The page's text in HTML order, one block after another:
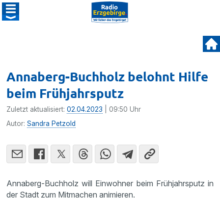
Annaberg-Buchholz belohnt Hilfe
beim Frühjahrsputz
Zuletzt aktualisiert:02.04.2023 | 09:50 Uhr
Autor:Sandra Petzold
Annaberg-Buchholz will Einwohner beim Frühjahrsputz in
der Stadt zum Mitmachen animieren.